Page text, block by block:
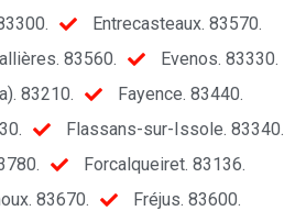
Entrecasteaux. 83570.
83560.
Evenos. 83330.
83210.
Fayence. 83440.
Flassans-sur-Issole. 83340.
Forcalqueiret. 83136.
83670.
Fréjus. 83600.